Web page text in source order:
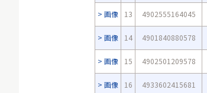
画像 13 4902555164045
画像 14 4901840880578
画像 15 4902501209578
画像 16 4933602415681